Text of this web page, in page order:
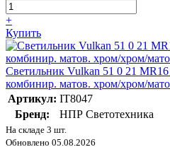
+
Купить
Светильник Vulkan 51 0 21
комбинир. матов. хром/хром/
Артикул: IT8047
Бренд:
НПР Светотехника
На складе 3 шт.
Обновлено 05.08.2026